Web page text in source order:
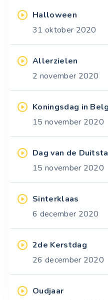
Halloween
31 oktober 2020
Allerzielen
2 november 2020
Koningsdag in
15 november 2020
Dag van de
15 november 2020
Sinterklaas
6 december 2020
2de Kerstdag
26 december 2020
Oudjaar